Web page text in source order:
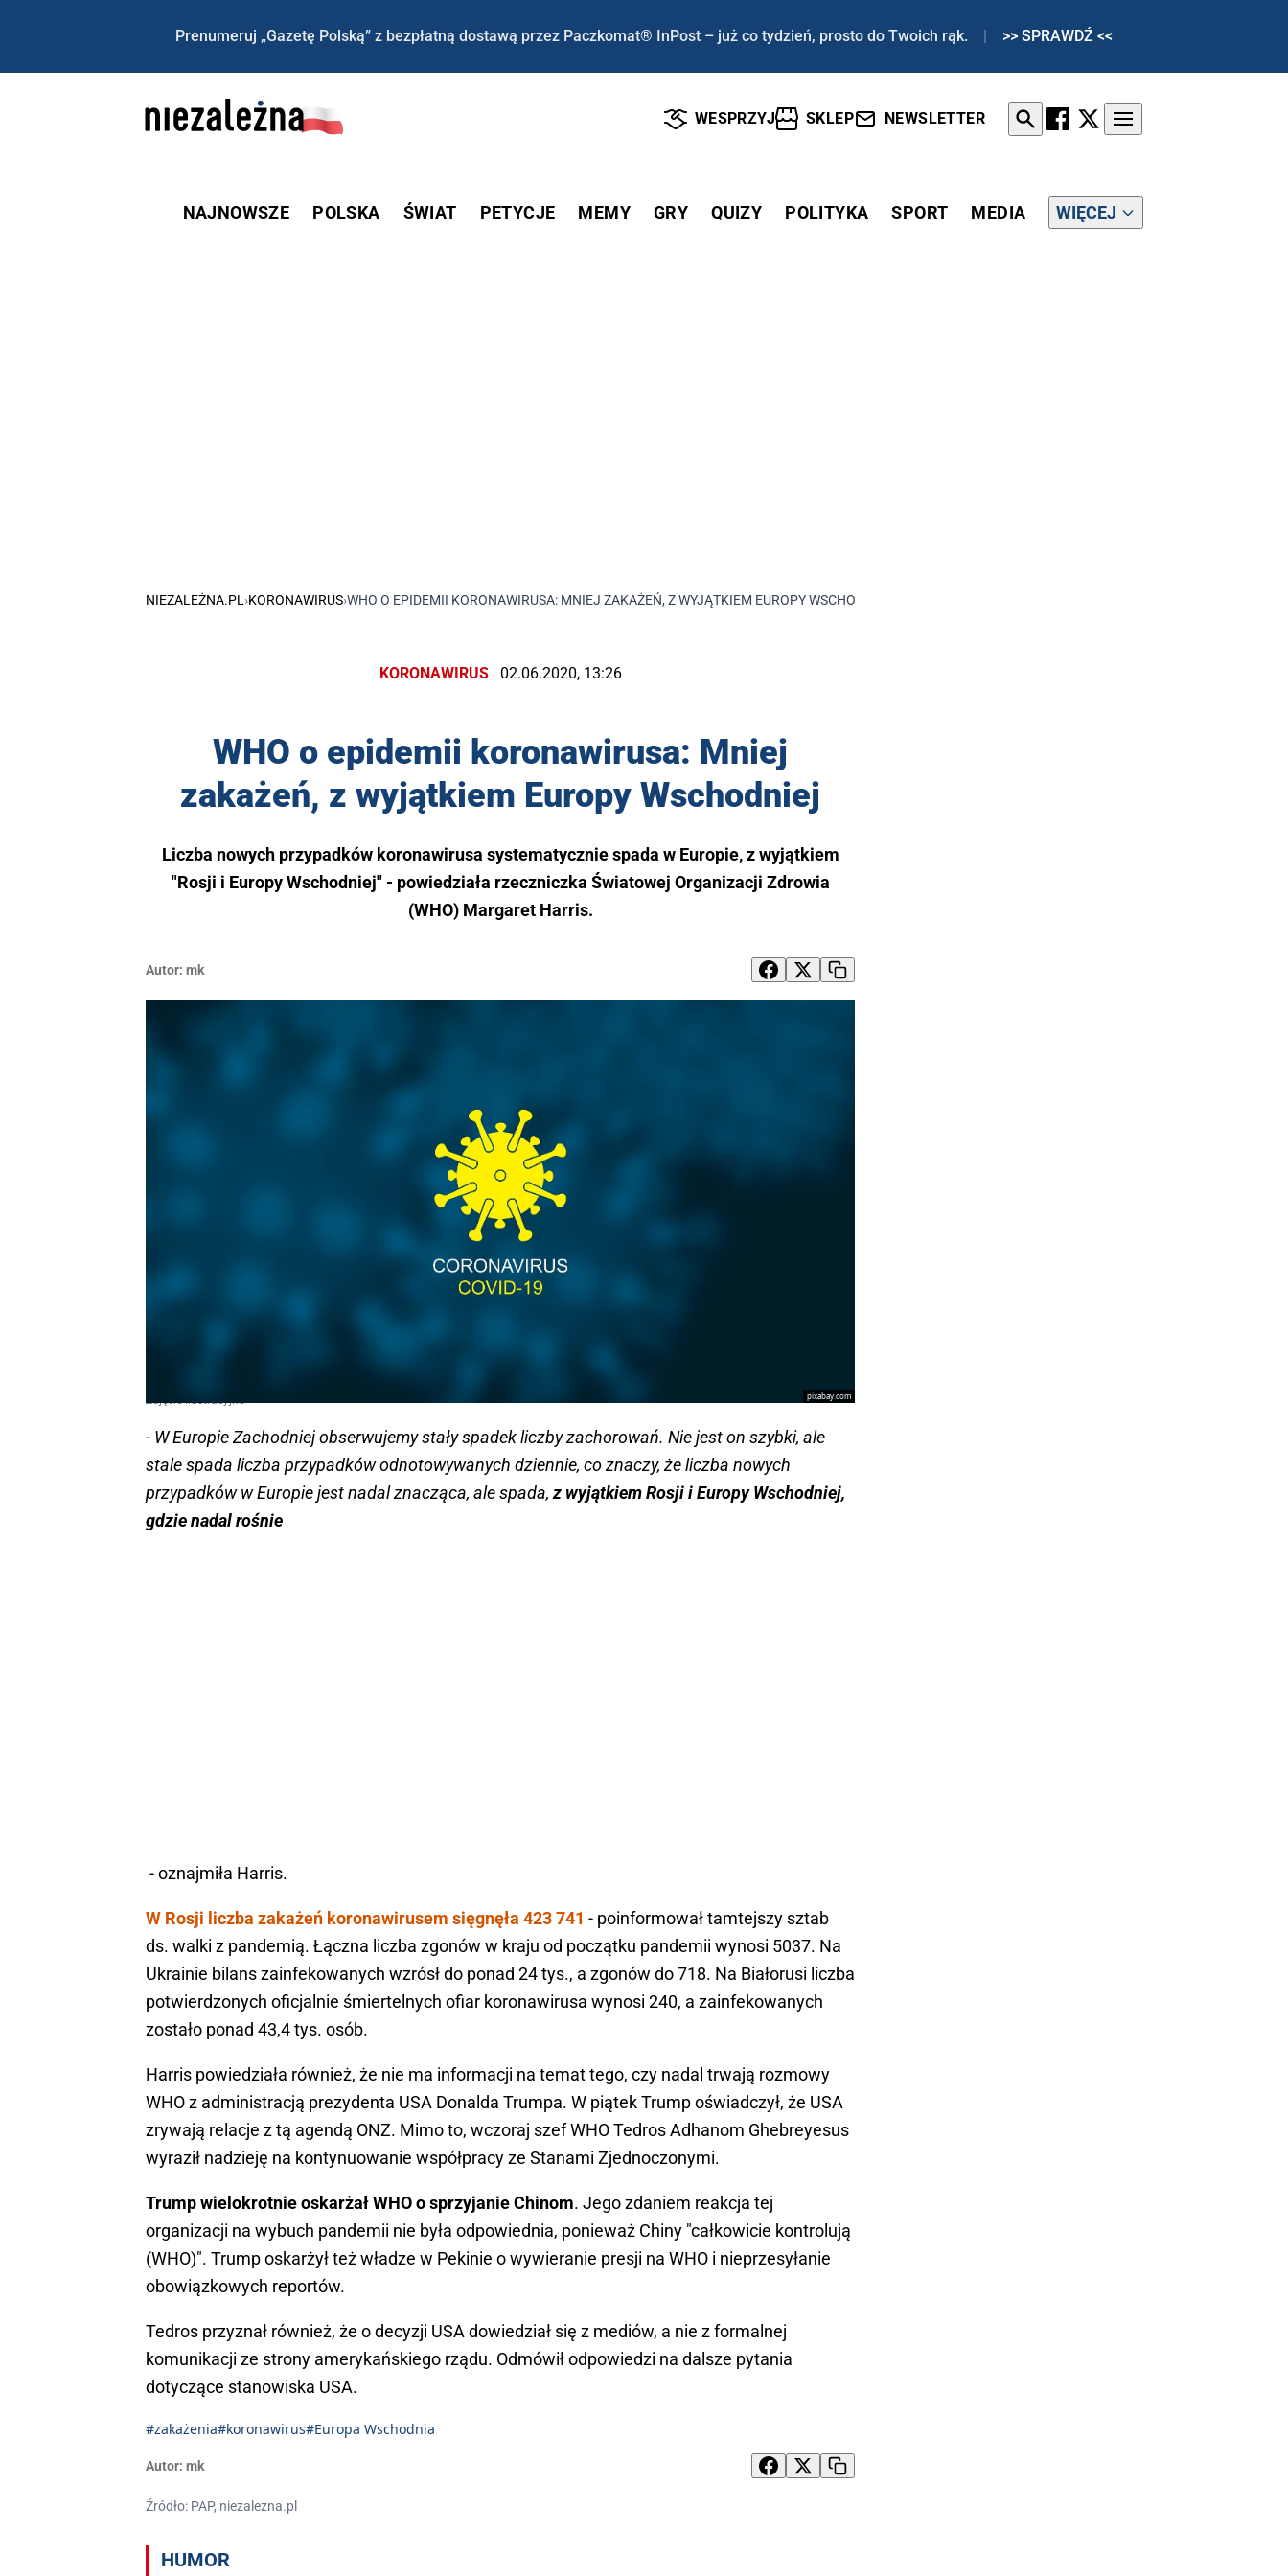
Prenumeruj „Gazetę Polską” z bezpłatną dostawą przez Paczkomat® InPost – już co tydzień, prosto do Twoich rąk. | >> SPRAWDŹ <<
WESPRZYJ SKLEP NEWSLETTER
NAJNOWSZE POLSKA ŚWIAT PETYCJE MEMY GRY QUIZY POLITYKA SPORT MEDIA WIĘCEJ
NIEZALEŻNA.PL ›KORONAWIRUS›WHO O EPIDEMII KORONAWIRUSA: MNIEJ ZAKAŻEŃ, Z WYJĄTKIEM EUROPY WSCHODNIEJ
KORONAWIRUS 02.06.2020, 13:26
WHO o epidemii koronawirusa: Mniej
zakażeń, z wyjątkiem Europy Wschodniej
Liczba nowych przypadków koronawirusa systematycznie spada w Europie, z wyjątkiem
"Rosji i Europy Wschodniej" - powiedziała rzeczniczka Światowej Organizacji Zdrowia
(WHO) Margaret Harris.
Autor: mk
pixabay.com
- W Europie Zachodniej obserwujemy stały spadek liczby zachorowań. Nie jest on szybki, ale
stale spada liczba przypadków odnotowywanych dziennie, co znaczy, że liczba nowych
przypadków w Europie jest nadal znacząca, ale spada, z wyjątkiem Rosji i Europy Wschodniej,
gdzie nadal rośnie
- oznajmiła Harris.
W Rosji liczba zakażeń koronawirusem sięgnęła 423 741 - poinformował tamtejszy sztab
ds. walki z pandemią. Łączna liczba zgonów w kraju od początku pandemii wynosi 5037. Na
Ukrainie bilans zainfekowanych wzrósł do ponad 24 tys., a zgonów do 718. Na Białorusi liczba
potwierdzonych oficjalnie śmiertelnych ofiar koronawirusa wynosi 240, a zainfekowanych
zostało ponad 43,4 tys. osób.
Harris powiedziała również, że nie ma informacji na temat tego, czy nadal trwają rozmowy
WHO z administracją prezydenta USA Donalda Trumpa. W piątek Trump oświadczył, że USA
zrywają relacje z tą agendą ONZ. Mimo to, wczoraj szef WHO Tedros Adhanom Ghebreyesus
wyraził nadzieję na kontynuowanie współpracy ze Stanami Zjednoczonymi.
Trump wielokrotnie oskarżał WHO o sprzyjanie Chinom. Jego zdaniem reakcja tej
organizacji na wybuch pandemii nie była odpowiednia, ponieważ Chiny "całkowicie kontrolują
(WHO)". Trump oskarżył też władze w Pekinie o wywieranie presji na WHO i nieprzesyłanie
obowiązkowych reportów.
Tedros przyznał również, że o decyzji USA dowiedział się z mediów, a nie z formalnej
komunikacji ze strony amerykańskiego rządu. Odmówił odpowiedzi na dalsze pytania
dotyczące stanowiska USA.
#zakażenia#koronawirus#Europa Wschodnia
Autor: mk
Źródło: PAP, niezalezna.pl
HUMOR